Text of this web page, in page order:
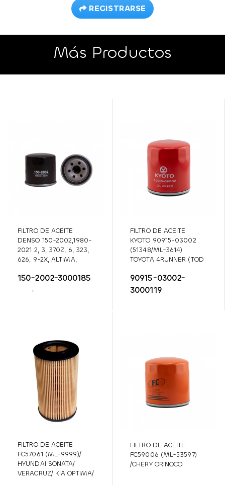
REGISTRARSE
Más Productos
FILTRO DE ACEITE
DENSO 150-2002,1980-
2021 2, 3, 370Z, 6, 323,
626, 9-2X, ALTIMA,
BAJA,CAPRI, CUBE, EX35,
150-2002-3000185
FILTRO DE ACEITE
KYOTO 90915-03002
(51348/ML-3614)
TOYOTA 4RUNNER (TOD
90915-03002-
3000119
FILTRO DE ACEITE
FC57061 (ML-9999)/
HYUNDAI SONATA/
VERACRUZ/ KIA OPTIMA/
FILTRO DE ACEITE
FC59006 (ML-53597)
/CHERY ORINOCO